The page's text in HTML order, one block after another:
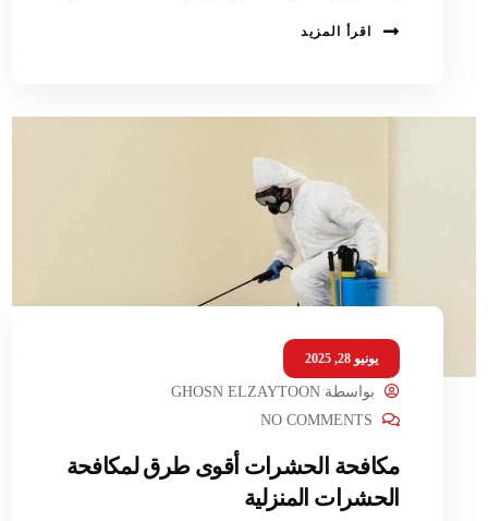
اقرأ المزيد
يونيو 28, 2025
بواسطةGHOSN ELZAYTOON
NO COMMENTS
مكافحة الحشرات أقوى طرق لمكافحة
الحشرات المنزلية